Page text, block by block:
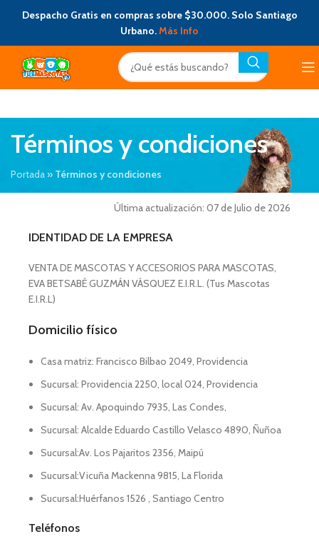
Despacho Gratis en compras sobre $30.000. Solo Santiago
Urbano.Más Info
Términos y condiciones
Portada» Términos y condiciones
Última actualización: 07 de Julio de 2026
IDENTIDAD DE LA EMPRESA
VENTA DE MASCOTAS Y ACCESORIOS PARA MASCOTAS,
EVA BETSABÉ GUZMÁN VÁSQUEZ E.I.R.L. (Tus Mascotas
E.I.R.L)
Domicilio físico
Casa matriz: Francisco Bilbao 2049, Providencia
Sucursal: Providencia 2250, local 024, Providencia
Sucursal: Av. Apoquindo 7935, Las Condes,
Sucursal: Alcalde Eduardo Castillo Velasco 4890, Ñuñoa
Sucursal:Av. Los Pajaritos 2356, Maipú
Sucursal:Vicuña Mackenna 9815, La Florida
Sucursal:Huérfanos 1526 , Santiago Centro
Teléfonos